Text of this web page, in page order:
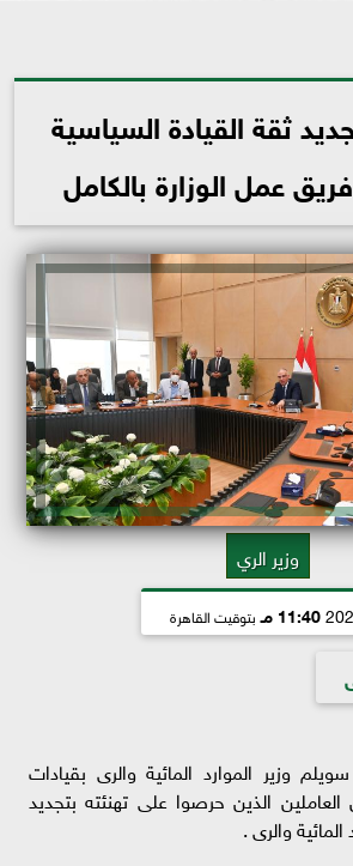
ثقة القيادة السياسية
عمل الوزارة بالكامل
وزير الري
11:40 مـ بتوقيت القاهرة
وزير الموارد المائية والرى بقيادات
العاملين الذين حرصوا على تهنئته بتجديد
المائية والرى .